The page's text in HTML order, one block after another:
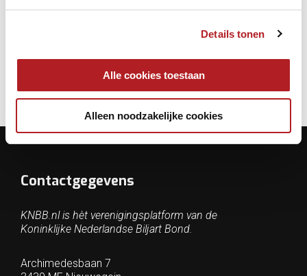
Details tonen
Alle cookies toestaan
Alleen noodzakelijke cookies
sectie één afgevaardigde, een secretaris, een
penningmeester en de voorzitter. In het linkermenu is
de huidige samenstelling te raadplegen.
Contactgegevens
KNBB.nl is hèt verenigingsplatform van de
Koninklijke Nederlandse Biljart Bond.
Archimedesbaan 7